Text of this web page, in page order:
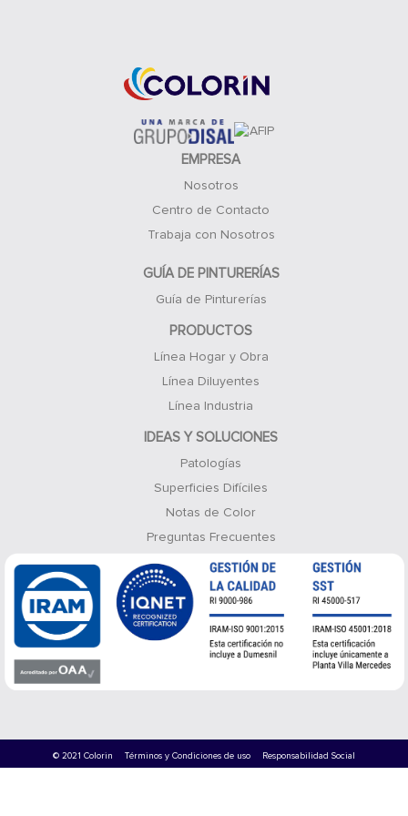
EMPRESA
Nosotros
Centro de Contacto
Trabaja con Nosotros
GUÍA DE PINTURERÍAS
Guía de Pinturerías
PRODUCTOS
Línea Hogar y Obra
Línea Diluyentes
Línea Industria
IDEAS Y SOLUCIONES
Patologías
Superficies Difíciles
Notas de Color
Preguntas Frecuentes
© 2021 Colorin Términos y Condiciones de uso Responsabilidad Social